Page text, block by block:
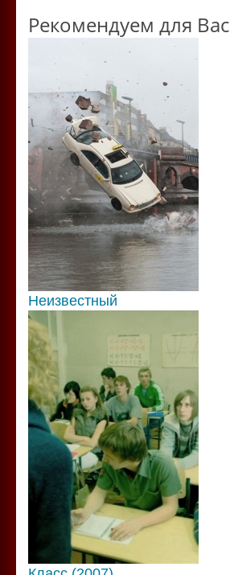
Рекомендуем для Вас
Неизвестный